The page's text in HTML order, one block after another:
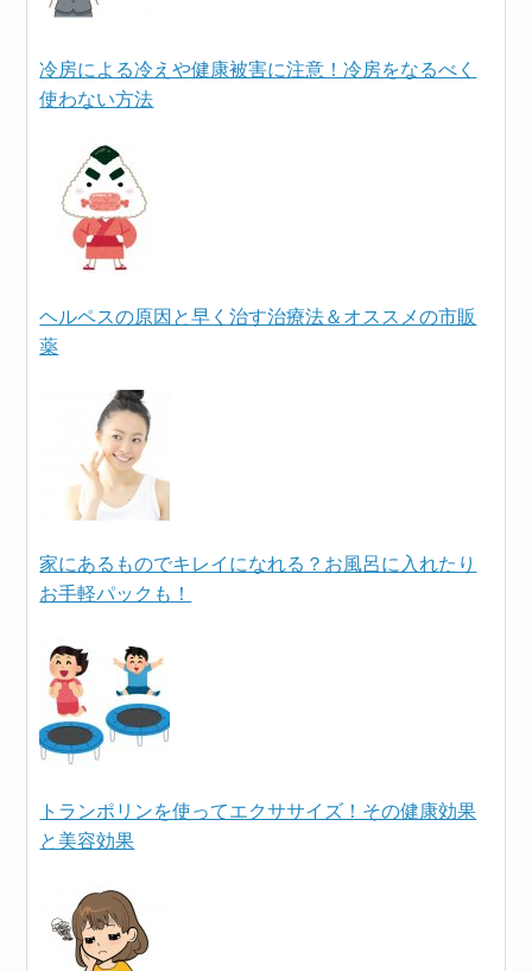
冷房による冷えや健康被害に注意！冷房をなるべく
使わない方法
ヘルペスの原因と早く治す治療法＆オススメの市販
薬
家にあるものでキレイになれる？お風呂に入れたり
お手軽パックも！
トランポリンを使ってエクササイズ！その健康効果
と美容効果